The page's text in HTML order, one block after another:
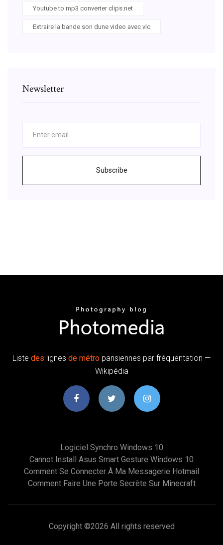
Youtube to mp3 converter clips.net
Extraire la bande son dune video avec vlc
Newsletter
Subscribe
Liste des lignes de métro parisiennes par fréquentation —
Wikipédia
Logiciel Synchro Windows 10
Cannot Install Asus Smart Gesture Windows 10
Comment Se Connecter À Ma Messagerie Hotmail
Comment Faire Une Porte Secrète Sur Minecraft
Copyright ©2026 All rights reserved